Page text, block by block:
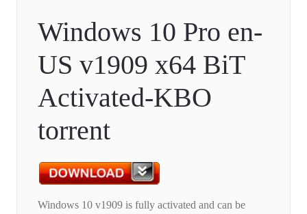
Windows 10 Pro en-
US v1909 x64 BiT
Activated-KBO
torrent
Windows 10 v1909 is fully activated and can be